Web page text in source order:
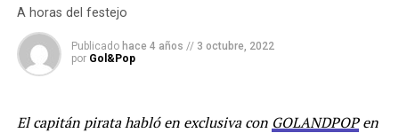
A horas del festejo
Publicado hace 4 años // 3 octubre, 2022
por Gol&Pop
El capitán pirata habló en exclusiva con GOLANDPOPen